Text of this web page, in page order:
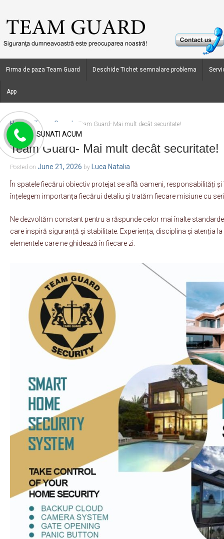
Firma de paza Team Guard Deschide Tichet semnalare problema
App
Home › Team Guard Team Guard- Mai mult decât securitate!
Team Guard- Mai mult decât securitate!
Posted on June 21, 2026 by Luca Natalia
În spatele fiecărui obiectiv protejat se află oameni, responsabilități și
înțelegem importanța fiecărui detaliu și tratăm fiecare misiune cu
Ne dezvoltăm constant pentru a răspunde celor mai înalte
care inspiră siguranță și stabilitate. Experiența, disciplina și atenția
elementele care ne ghidează în fiecare zi.
SUNATI ACUM